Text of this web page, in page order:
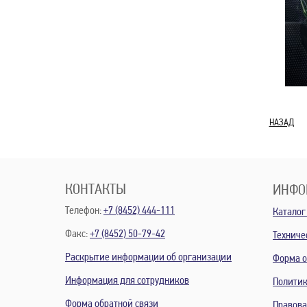
НАЗАД
КОНТАКТЫ
Телефон:+7 (8452) 444-111
Факс:+7 (8452) 50-79-42
Раскрытие информации об организации
Информация для сотрудников
Форма обратной связи
Форма